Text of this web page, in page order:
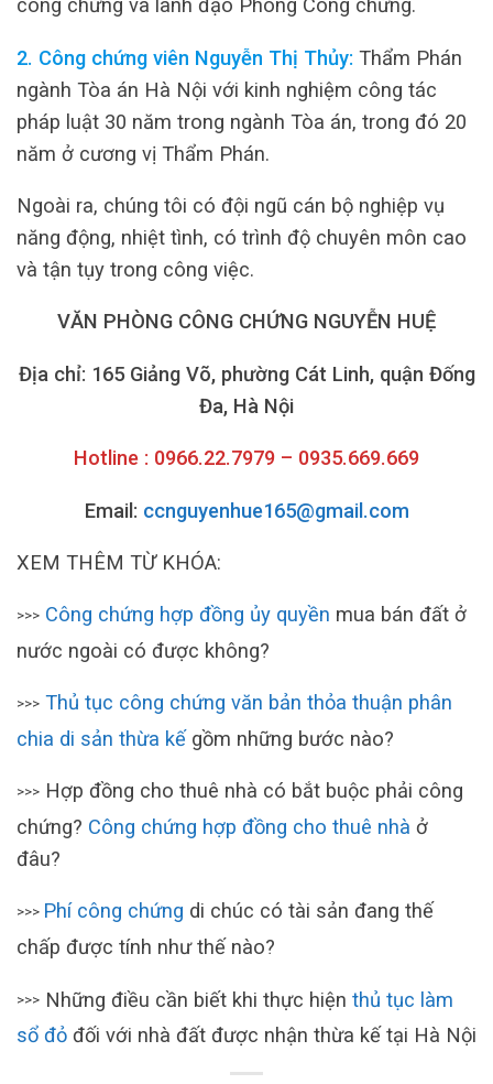
công chứng và lãnh đạo Phòng Công chứng.
2. Công chứng viên Nguyễn Thị Thủy: Thẩm Phán
ngành Tòa án Hà Nội với kinh nghiệm công tác
pháp luật 30 năm trong ngành Tòa án, trong đó 20
năm ở cương vị Thẩm Phán.
Ngoài ra, chúng tôi có đội ngũ cán bộ nghiệp vụ
năng động, nhiệt tình, có trình độ chuyên môn cao
và tận tụy trong công việc.
VĂN PHÒNG CÔNG CHỨNG NGUYỄN HUỆ
Địa chỉ: 165 Giảng Võ, phường Cát Linh, quận Đống
Đa, Hà Nội
Hotline : 0966.22.7979 – 0935.669.669
Email: ccnguyenhue165@gmail.com
XEM THÊM TỪ KHÓA:
>>> Công chứng hợp đồng ủy quyền mua bán đất ở
nước ngoài có được không?
>>> Thủ tục công chứng văn bản thỏa thuận phân
chia di sản thừa kế gồm những bước nào?
>>> Hợp đồng cho thuê nhà có bắt buộc phải công
chứng? Công chứng hợp đồng cho thuê nhà ở
đâu?
>>> Phí công chứng di chúc có tài sản đang thế
chấp được tính như thế nào?
>>> Những điều cần biết khi thực hiện thủ tục làm
sổ đỏ đối với nhà đất được nhận thừa kế tại Hà Nội